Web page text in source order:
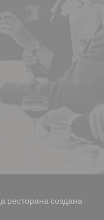
ресторана создана
в новом окне))